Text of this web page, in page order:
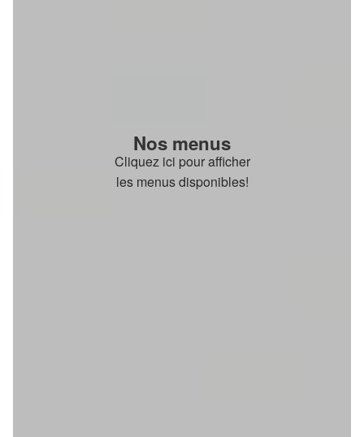
Nos menus
Cliquez ici pour afficher
les menus disponibles!